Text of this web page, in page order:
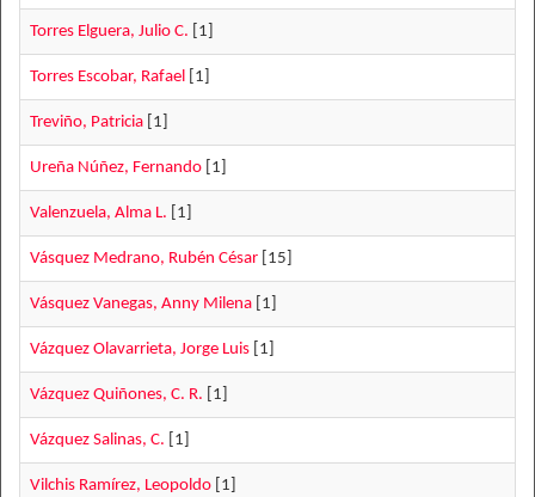
Torres Elguera, Julio C. [1]
Torres Escobar, Rafael [1]
Treviño, Patricia [1]
Ureña Núñez, Fernando [1]
Valenzuela, Alma L. [1]
Vásquez Medrano, Rubén César [15]
Vásquez Vanegas, Anny Milena [1]
Vázquez Olavarrieta, Jorge Luis [1]
Vázquez Quiñones, C. R. [1]
Vázquez Salinas, C. [1]
Vilchis Ramírez, Leopoldo [1]